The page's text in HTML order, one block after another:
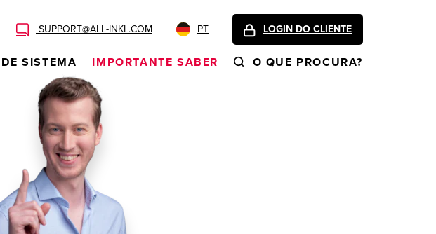
SUPPORT@ALL-INKL.COM PT LOGIN DO CLIENTE
SISTEMA IMPORTANTE SABER O QUE PROCURA?